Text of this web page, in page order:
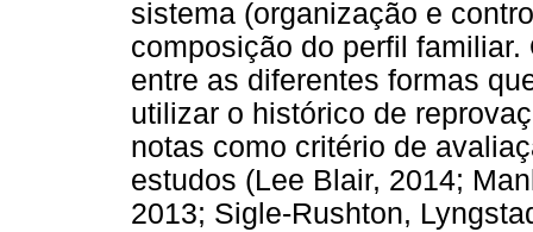
sistema (organização e
composição do perfil
entre as diferentes formas
utilizar o histórico de
notas como critério de
estudos (Lee Blair, 2014;
2013; Sigle-Rushton,